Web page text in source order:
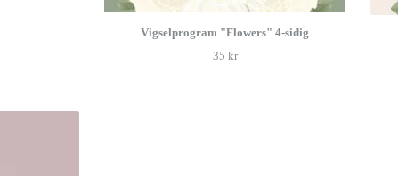
Vigselprogram "Flowers" 4-sidig
35 kr